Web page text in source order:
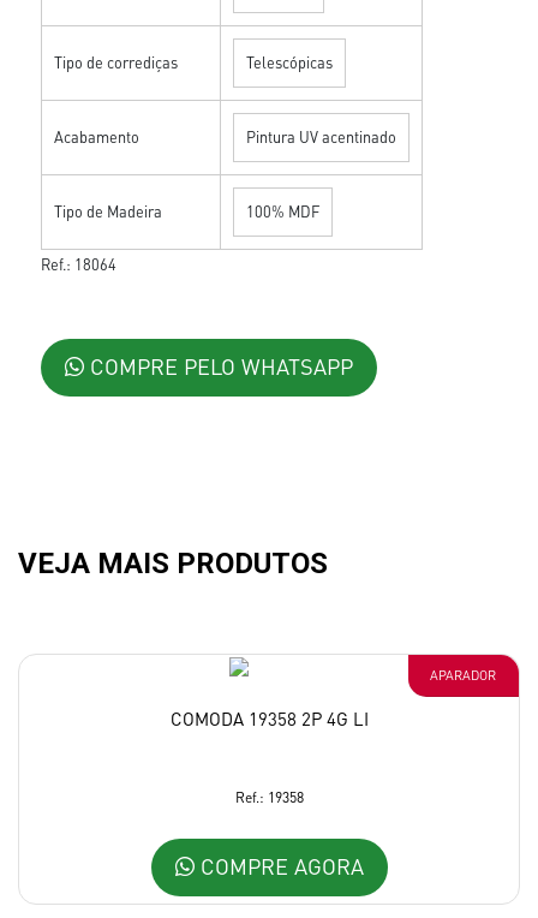
Tipo de corrediças Telescópicas
Acabamento Pintura UV acentinado
Tipo de Madeira 100% MDF
Ref.: 18064
COMPRE PELO WHATSAPP
VEJA MAIS PRODUTOS
APARADOR
COMODA 19358 2P 4G LI
Ref.: 19358
COMPRE AGORA